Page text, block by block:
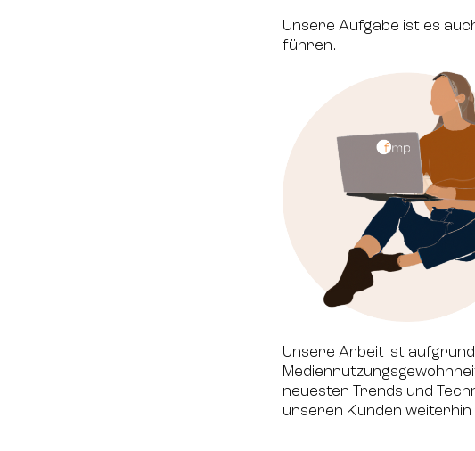
Unsere Aufgabe ist es
führen.
Unsere Arbeit ist
neuesten Trends und
unseren Kunden